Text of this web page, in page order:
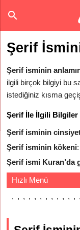
Şerif
Şerif isminin
ilgili birçok bilgiyi bu
istediğiniz kısma
Şerif İle İlgili Bilgiler
Şerif isminin
Şerif isminin kökeni
Şerif ismi Kuran’da
Hızlı Menü